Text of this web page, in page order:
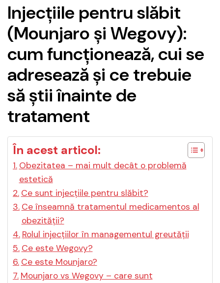
Injecțiile pentru slăbit
(Mounjaro și Wegovy):
cum funcționează, cui se
adresează și ce trebuie
să știi înainte de
tratament
În acest articol:
Obezitatea – mai mult decât o problemă
estetică
Ce sunt injecțiile pentru slăbit?
Ce înseamnă tratamentul medicamentos al
obezității?
Rolul injecțiilor în managementul greutății
Ce este Wegovy?
Ce este Mounjaro?
Mounjaro vs Wegovy – care sunt